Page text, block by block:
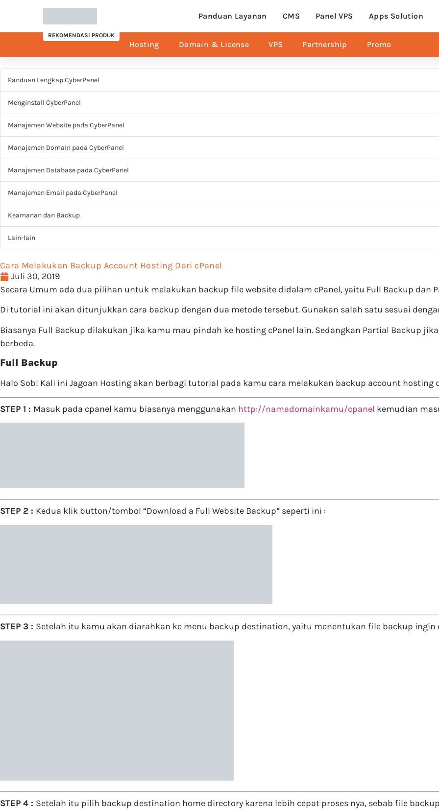
Panduan Layanan CMS Panel VPS Apps Solution
REKOMENDASI PRODUK
Hosting Domain & License VPS Partnership Promo
Panduan Lengkap CyberPanel
Menginstall CyberPanel
Manajemen Website pada CyberPanel
Manajemen Domain pada CyberPanel
Manajemen Database pada CyberPanel
Manajemen Email pada CyberPanel
Keamanan dan Backup
Lain-lain
Cara Melakukan Backup Account Hosting Dari cPanel
Juli 30, 2019
Secara Umum ada dua pilihan untuk melakukan backup file website didalam cPanel, yaitu Full Backup dan
Di tutorial ini akan ditunjukkan cara backup dengan dua metode tersebut. Gunakan salah satu sesuai
Biasanya Full Backup dilakukan jika kamu mau pindah ke hosting cPanel lain. Sedangkan Partial Backup
berbeda.
Full Backup
Halo Sob! Kali ini Jagoan Hosting akan berbagi tutorial pada kamu cara melakukan backup account hosting
STEP 1 : Masuk pada cpanel kamu biasanya menggunakan http://namadomainkamu/cpanel kemudian
STEP 2 : Kedua klik button/tombol “Download a Full Website Backup” seperti ini :
STEP 3 : Setelah itu kamu akan diarahkan ke menu backup destination, yaitu menentukan file backup
STEP 4 : Setelah itu pilih backup destination home directory karena lebih cepat proses nya, sebab file